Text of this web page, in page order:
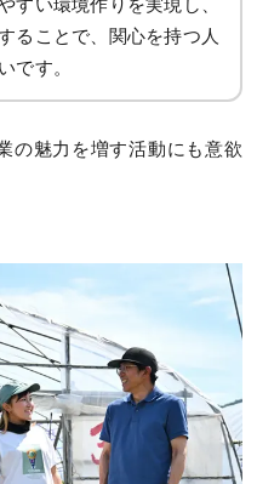
ることで、関心を持つ人
です。
の魅力を増す活動にも意欲